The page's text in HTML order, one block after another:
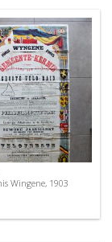
Wingene, 1903